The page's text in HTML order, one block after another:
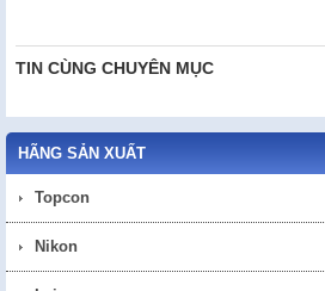
TIN CÙNG CHUYÊN MỤC
HÃNG SẢN XUẤT
Topcon
Nikon